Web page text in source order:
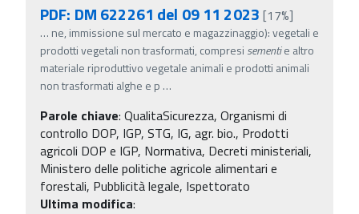
PDF: DM 622261 del 09 11 2023 [17%]
… ne, immissione sul mercato e magazzinaggio): vegetali e
prodotti vegetali non trasformati, compresi sementie altro
materiale riproduttivo vegetale animali e prodotti animali
non trasformati alghe e p …
Parole chiave: QualitaSicurezza, Organismi di
controllo DOP, IGP, STG, IG, agr. bio., Prodotti
agricoli DOP e IGP, Normativa, Decreti ministeriali,
Ministero delle politiche agricole alimentari e
forestali, Pubblicità legale, Ispettorato
Ultima modifica: